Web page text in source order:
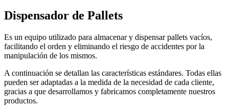
Dispensador de Pallets
Es un equipo utilizado para almacenar y dispensar pallets vacíos,
facilitando el orden y eliminando el riesgo de accidentes por la
manipulación de los mismos.
A continuación se detallan las características estándares. Todas ellas
pueden ser adaptadas a la medida de la necesidad de cada cliente,
gracias a que desarrollamos y fabricamos completamente nuestros
productos.